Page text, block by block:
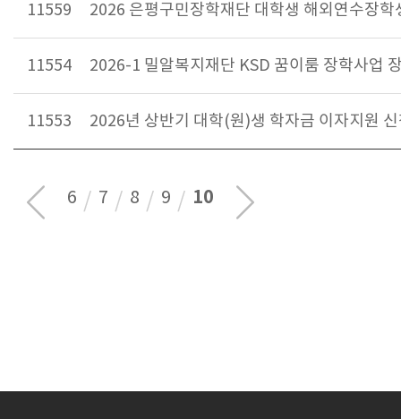
11559 2026 은평구민장학재단 대학생 해외연수장학
11554 2026-1 밀알복지재단 KSD 꿈이룸 장학사업
11553 2026년 상반기 대학(원)생 학자금 이자지원
6 7 8 9 10